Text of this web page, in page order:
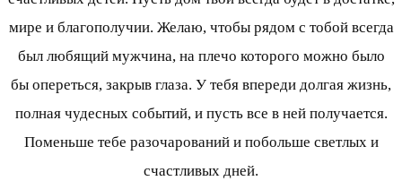
мире и благополучии. Желаю, чтобы рядом с тобой всегда
был любящий мужчина, на плечо которого можно было
бы опереться, закрыв глаза. У тебя впереди долгая жизнь,
полная чудесных событий, и пусть все в ней получается.
Поменьше тебе разочарований и побольше светлых и
счастливых дней.